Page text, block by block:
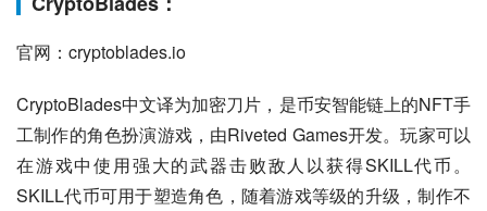
官网：cryptoblades.io
CryptoBlades中文译为加密刀片，是币安智能链上的NFT手
工制作的角色扮演游戏，由Riveted Games开发。玩家可以
在游戏中使用强大的武器击败敌人以获得SKILL代币。
SKILL代币可用于塑造角色，随着游戏等级的升级，制作不